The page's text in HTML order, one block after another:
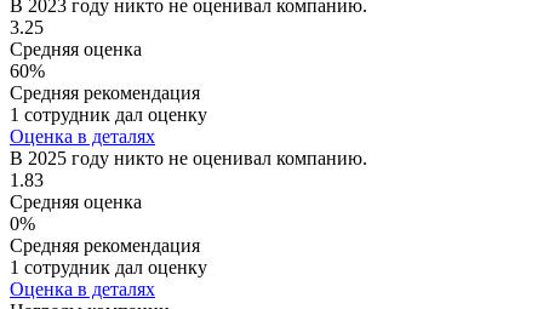
В 2023 году никто не оценивал компанию.
3.25
Средняя оценка
60%
Средняя рекомендация
1 сотрудник дал оценку
Оценка в деталях
В 2025 году никто не оценивал компанию.
1.83
Средняя оценка
0%
Средняя рекомендация
1 сотрудник дал оценку
Оценка в деталях